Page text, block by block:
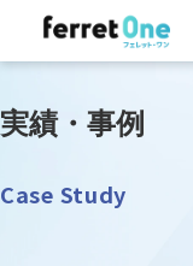
実績・事例
Case Study